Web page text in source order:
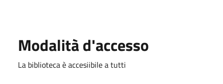
Modalità d'accesso
La biblioteca è accesiibile a tutti